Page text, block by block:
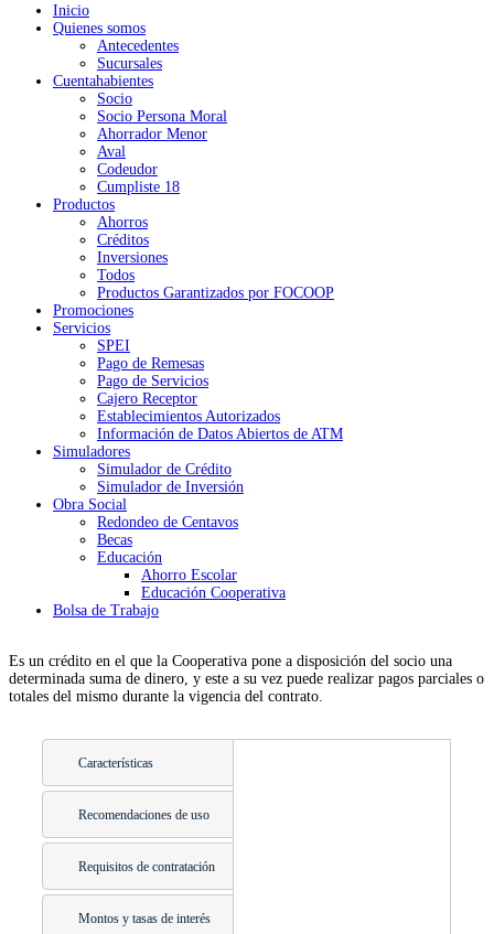
Inicio
Quienes somos
Antecedentes
Sucursales
Cuentahabientes
Socio
Socio Persona Moral
Ahorrador Menor
Aval
Codeudor
Cumpliste 18
Productos
Ahorros
Créditos
Inversiones
Todos
Productos Garantizados por FOCOOP
Promociones
Servicios
SPEI
Pago de Remesas
Pago de Servicios
Cajero Receptor
Establecimientos Autorizados
Información de Datos Abiertos de ATM
Simuladores
Simulador de Crédito
Simulador de Inversión
Obra Social
Redondeo de Centavos
Becas
Educación
Ahorro Escolar
Educación Cooperativa
Bolsa de Trabajo
Es un crédito en el que la Cooperativa pone a disposición del socio una
determinada suma de dinero, y este a su vez puede realizar pagos parciales o
totales del mismo durante la vigencia del contrato.
Características
Recomendaciones de uso
Requisitos de contratación
Montos y tasas de interés